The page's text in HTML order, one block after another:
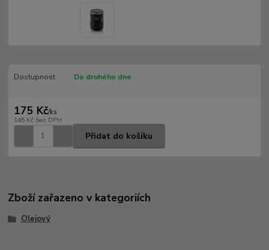
Dostupnost Do druhého dne
175 Kč/ks
145 Kč bez DPH
Přidat do košíku
Zboží zařazeno v kategoriích
Olejový